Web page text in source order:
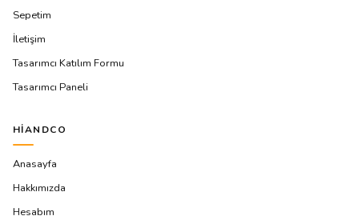
Sepetim
İletişim
Tasarımcı Katılım Formu
Tasarımcı Paneli
HIANDCO
Anasayfa
Hakkımızda
Hesabım